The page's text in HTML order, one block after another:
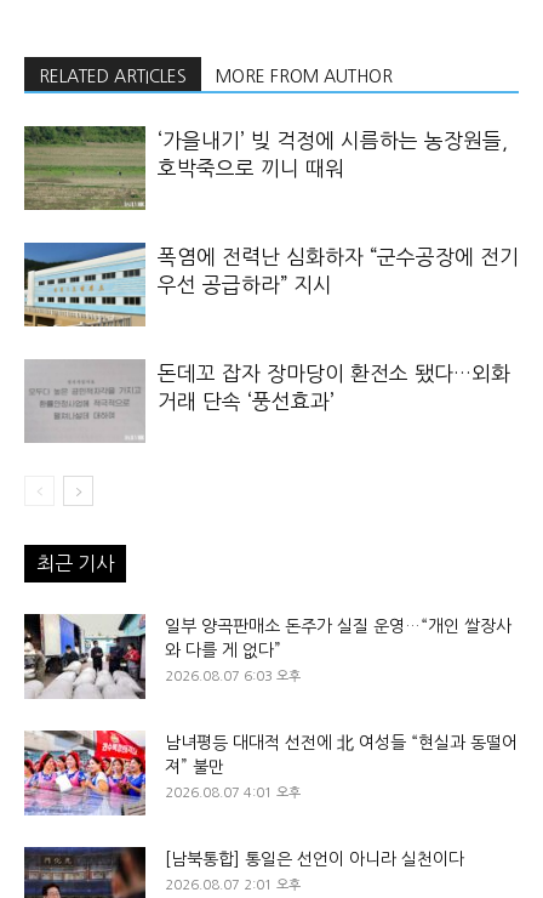
RELATED ARTICLES MORE FROM AUTHOR
‘가을내기’ 빚 걱정에 시름하는 농장원들,
호박죽으로 끼니 때워
폭염에 전력난 심화하자 “군수공장에 전기
우선 공급하라” 지시
돈데꼬 잡자 장마당이 환전소 됐다…외화
거래 단속 ‘풍선효과’
최근 기사
일부 양곡판매소 돈주가 실질 운영…“개인 쌀장사
와 다를 게 없다”
2026.08.07 6:03 오후
남녀평등 대대적 선전에 北 여성들 “현실과 동떨어
져” 불만
2026.08.07 4:01 오후
[남북통합] 통일은 선언이 아니라 실천이다
2026.08.07 2:01 오후